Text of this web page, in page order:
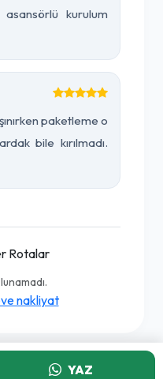
kurulum
paketleme o
bile kırılmadı.
Rotalar
nakliyat
YAZ